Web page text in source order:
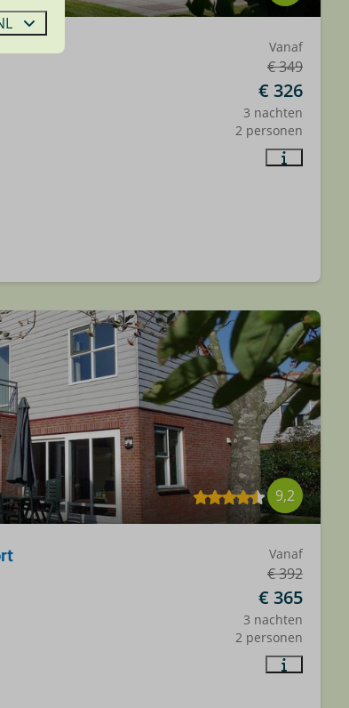
Vanaf
€ 349
€ 326
3 nachten
2 personen
9,2
Vanaf
€ 392
€ 365
3 nachten
2 personen